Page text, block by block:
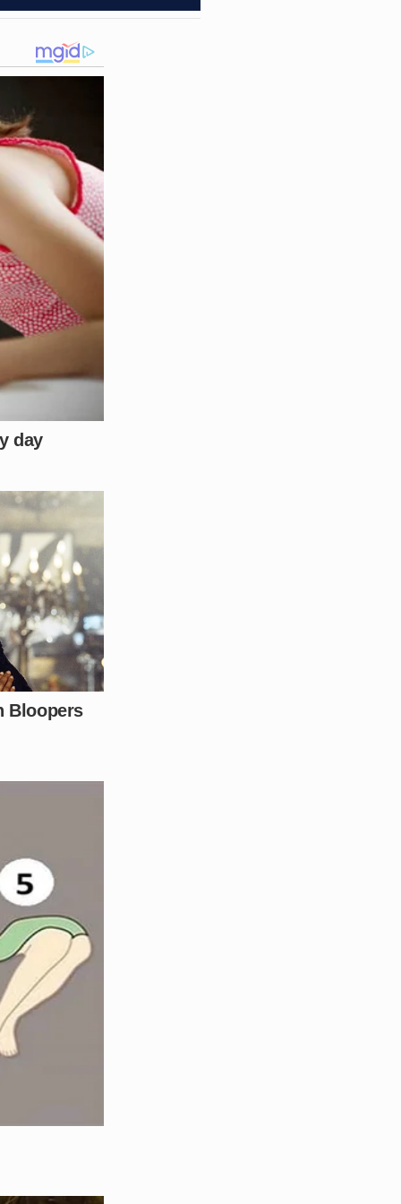
horas após o crime,
os procedimentos
de assassinato.
todas as
à disposição da
do episódio levanta
fúteis.
do idoso, que
pode escalar
em uma tragédia que
esse caso revoltante